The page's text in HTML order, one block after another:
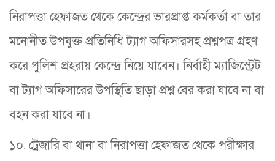
নিরাপত্তা হেফাজত থেকে কেন্দ্রের ভারপ্রাপ্ত কর্মকর্তা বা তার
মনোনীত উপযুক্ত প্রতিনিধি ট্যাগ অফিসারসহ প্রশ্নপত্র গ্রহণ
করে পুলিশ প্রহরায় কেন্দ্রে নিয়ে যাবেন। নির্বাহী ম্যাজিস্ট্রেট
বা ট্যাগ অফিসারের উপস্থিতি ছাড়া প্রশ্ন বের করা যাবে না বা
বহন করা যাবে না।
১০. ট্রেজারি বা থানা বা নিরাপত্তা হেফাজত থেকে পরীক্ষার